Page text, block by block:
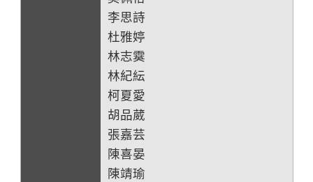
李思詩
杜雅婷
林志霙
林紀紜
柯夏愛
胡品葳
張嘉芸
陳喜晏
陳靖瑜